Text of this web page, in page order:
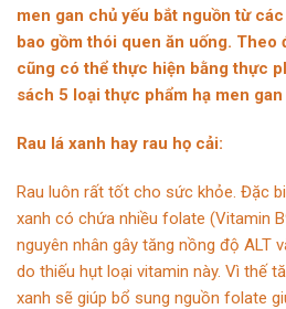
men gan chủ yếu bắt nguồn từ
bao gồm thói quen ăn uống. Theo
cũng có thể thực hiện bằng thực
sách 5 loại thực phẩm hạ men
Rau lá xanh hay rau họ cải:
Rau luôn rất tốt cho sức khỏe. Đặc
xanh có chứa nhiều folate (Vitamin
nguyên nhân gây tăng nồng độ ALT
do thiếu hụt loại vitamin này. Vì thế
xanh sẽ giúp bổ sung nguồn folate